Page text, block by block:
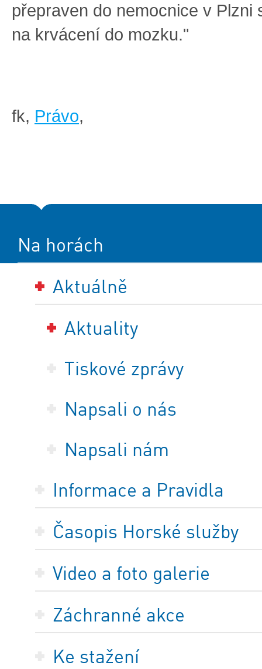
přepraven do nemocnice v Plzni
na krvácení do mozku."
fk, Právo,
Na horách
Aktuálně
Aktuality
Tiskové zprávy
Napsali o nás
Napsali nám
Informace a Pravidla
Časopis Horské služby
Video a foto galerie
Záchranné akce
Ke stažení